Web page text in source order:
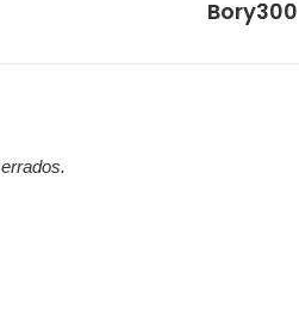
Bory300